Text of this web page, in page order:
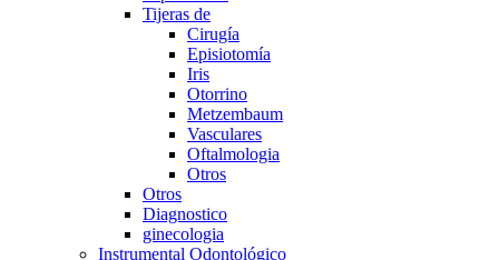
Tijeras de
Cirugía
Episiotomía
Iris
Otorrino
Metzembaum
Vasculares
Oftalmologia
Otros
Otros
Diagnostico
ginecologia
Instrumental Odontológico